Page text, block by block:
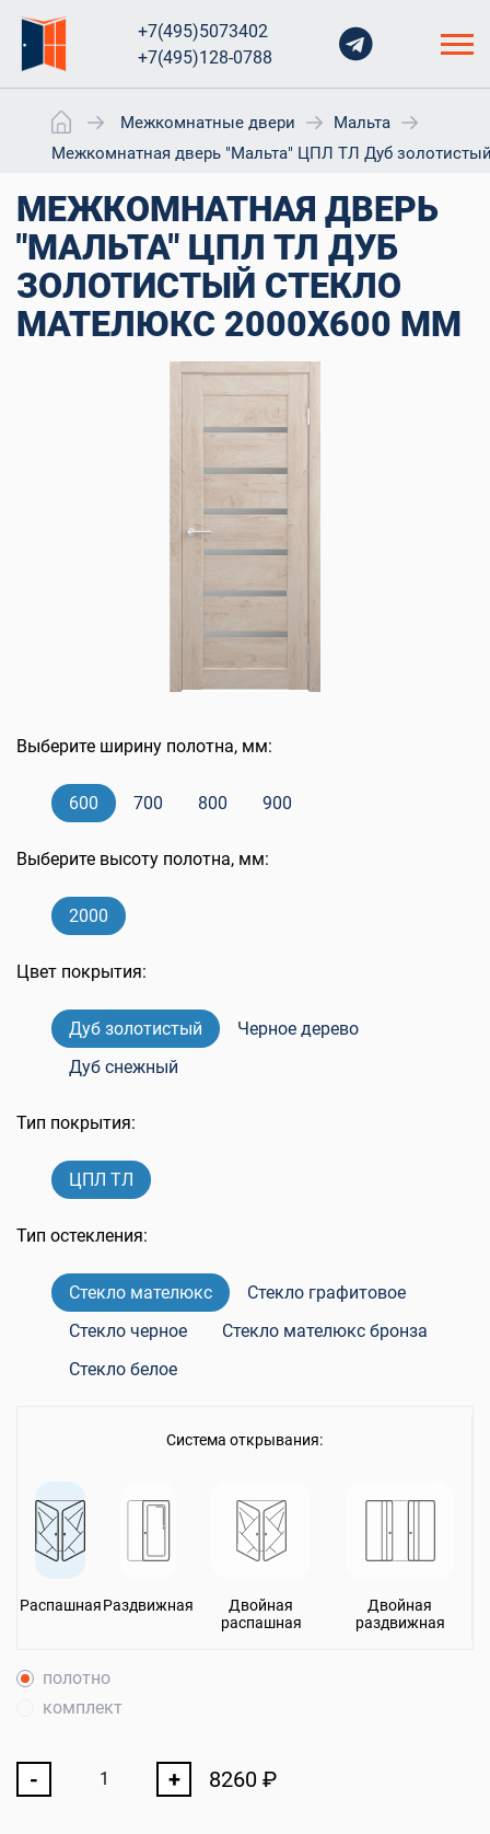
+7(495)5073402
+7(495)128-0788
Межкомнатные двери
Мальта
Межкомнатная дверь "Мальта" ЦПЛ ТЛ Дуб
МЕЖКОМНАТНАЯ ДВЕРЬ
"МАЛЬТА" ЦПЛ ТЛ ДУБ
ЗОЛОТИСТЫЙ СТЕКЛО
МАТЕЛЮКС 2000X600 ММ
Выберите ширину полотна, мм:
600 700 800 900
Выберите высоту полотна, мм:
2000
Цвет покрытия:
Дуб золотистый
Черное дерево
Дуб снежный
Тип покрытия:
ЦПЛ ТЛ
Тип остекления:
Стекло мателюкс
Стекло графитовое
Стекло черное
Стекло мателюкс бронза
Стекло белое
Система открывания:
РаспашнаяРаздвижная
Двойная
распашная
Двойная
раздвижная
полотно
комплект
- + 8260 ₽